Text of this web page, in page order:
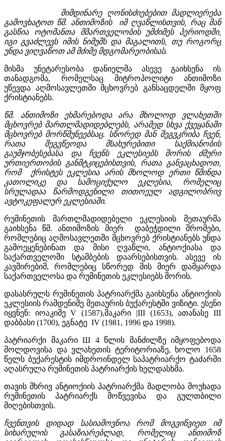
მიმდინარე ღონისძიებებით მადლიერება
გამოვხატოთ წმ. ანთიმოზის იმ ღვაწლისთვის, რაც მან
გასწია ოტომანთა მმართველობის უმძიმეს პერიოდში,
იგი გვაძლევს იმის ნიმუშს და მაგალითს, თუ როგორც
უნდა ვიღვაწოთ ამ მძიმე მდგომარეობისას.
მისმა უნეტარესობა დანიელმა ასევე გაიხსენა ის
თანადგომა, რომელსაც მიტროპოლიტი ანთიმოზი
უწევდა აღმოსავლეთში მცხოვრებ განსაცდელში მყოფ
ქრისტიანებს.
წმ. ანთიმოზი ეხმარებოდა არა მხოლოდ ვლახეთში
მცხოვრებ მართლმადიდებლებს, არამედ სხვა ქვეყანაში
მცხოვრებ მორწმუნეებსაც. სწორედ მან შეგვკრიბა ჩვენ,
რათა შეგვწეოდა მსახურებითი საქმიანობის
გაუმჯობესებასა და ჩვენს ეკლესიებს შორის ძმური
ურთიერთობის განმტკიცებისთვის, რათა განვაცხადოთ,
რომ ქრისტეს ეკლესია არის მხოლოდ ერთი წმინდა
კათოლიკე და სამოციქულო ეკლესია, რომელიც
სრულადაა წარმოდგენილი თითოეულ ადგილობრივ
ავტოკეფალურ ეკლესიაში.
რუმინეთის მართლმადიდებელი ეკლესიის მეთაურმა
გაიხსენა წმ. ანთიმოზის მიერ დაბეჭდილი შრომები,
რომლებიც აღმოსავლეთში მცხოვრებ ქრისტიანებს უნდა
გამოეყენებინათ და მისი ღვაწლი, ანტიოქიასა და
საქართველოში სტამბების დაარსებისთვის. ასევე ის
კავშირებიმ, რომლებიც სწორედ მის მიერ დამყარდა
საქართველოსა და რუმინეთის ეკლესიებს შორის.
დასასრულს რუმინეთის პატრიარქმა გაიხსენა ანტიოქიის
ეკლესიის რამდენიმე მეთაურის ბუქარესტში ვიზიტი. ესენი
იყვნენ: იოაკიმე V (1587),მაკარი |III (1653), ათანასე III
დაბბასი (1700), ეგნატე IV (1981, 1996 და 1998).
პატრიარქი მაკარი Ш 4 წლის მანძილზე იმყოფებოდა
მოლდოვისა და ვლახეთის ტერიტორიაზე, ხოლო 1658
წელს ბუქარესტის იმდროინდელ საპატრიარქო ტაძარში
აღასრულა რუმინეთის პატრიარქის ხელდასხმა.
თავის მხრივ ანტიოქიის პატრიარქმა მადლობა მოუხადა
რუმინეთის პატრიარქს მოწვევისა და გულთბილი
მიღებისთვის.
ჩვენთვის დიდად სასიამოვნოა რომ მოგვიწვიეთ იმ
სიხარულის გასაზიარებლად, რომელიც ანთიმოზ